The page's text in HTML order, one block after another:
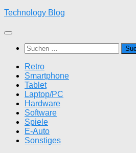
Zum
springen
Technology Blog
Suchen
nach:
Retro
Smartphone
Tablet
Laptop/PC
Hardware
Software
Spiele
E-Auto
Sonstiges